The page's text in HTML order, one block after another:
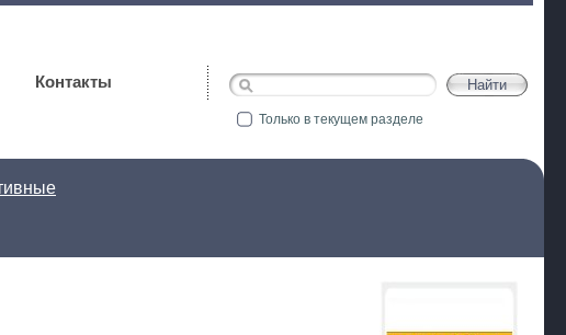
Контакты
Только в текущем разделе